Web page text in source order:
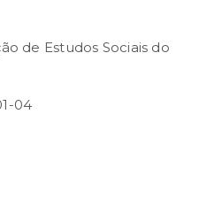
de Estudos Sociais do
04